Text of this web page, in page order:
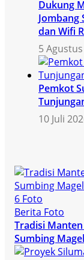
Dukung
Jombang
dan Wifi
5
Pemkot
10 Juli
6 Foto
Berita Foto
Tradisi
Sumbing